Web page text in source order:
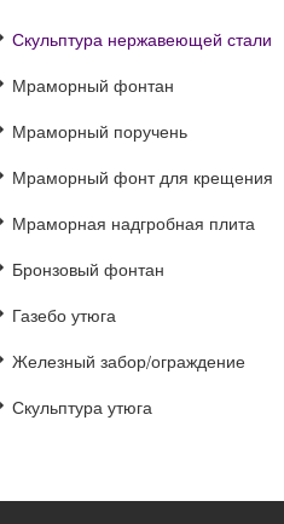
Скульптура нержавеющей стали
Мраморный фонтан
Мраморный поручень
Мраморный фонт для крещения
Мраморная надгробная плита
Бронзовый фонтан
Газебо утюга
Железный забор/ограждение
Скульптура утюга